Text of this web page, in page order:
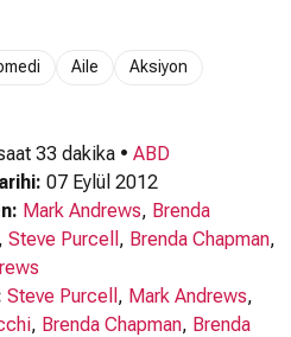
Aile
Aksiyon
33 dakika • ABD
07 Eylül 2012
Mark Andrews, Brenda
, Steve Purcell , Brenda Chapman,
Steve Purcell , Mark Andrews,
, Brenda Chapman, Brenda